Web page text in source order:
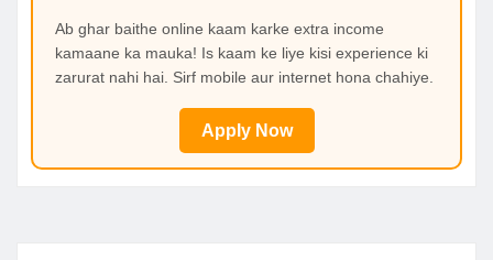
Ab ghar baithe online kaam karke extra income
kamaane ka mauka! Is kaam ke liye kisi experience ki
zarurat nahi hai. Sirf mobile aur internet hona chahiye.
Apply Now